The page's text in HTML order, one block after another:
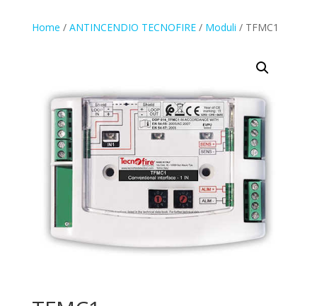
Home / ANTINCENDIO TECNOFIRE/ Moduli / TFMC1